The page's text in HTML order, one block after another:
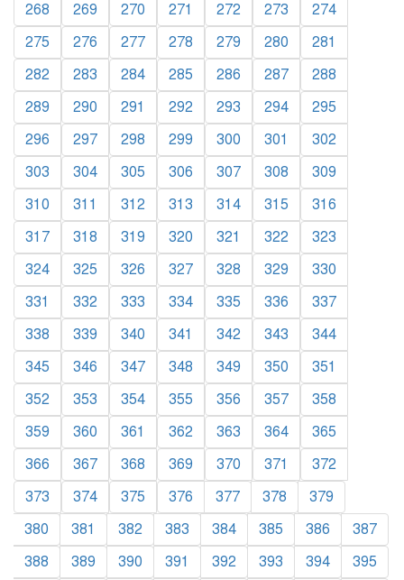
268
269 270 271 272 273
274
275
276 277 278 279 280
281
282
283 284 285 286 287
288
289
290 291 292 293 294
295
296
297 298 299 300 301
302
303
304 305 306 307 308
309
310
311 312 313 314 315
316
317
318 319 320 321 322
323
324
325 326 327 328 329
330
331
332 333 334 335 336
337
338
339 340 341 342 343
344
345
346 347 348 349 350
351
352
353 354 355 356 357
358
359
360 361 362 363 364
365
366
367 368 369 370 371
372
373
374 375 376 377 378
379
380
381 382 383 384 385 386
387
388
389 390 391 392 393 394 395